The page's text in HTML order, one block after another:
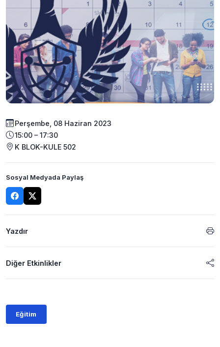
Perşembe, 08 Haziran 2023
15:00 – 17:30
K BLOK-KULE 502
Sosyal Medyada Paylaş
Yazdır
Diğer Etkinlikler
Eğitim